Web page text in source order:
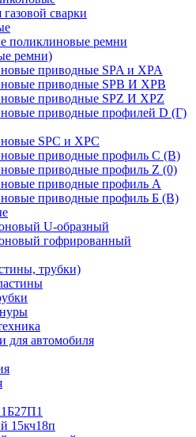
газовой сварки
поликлиновые ремни
ремни)
приводные SPA и XPA
приводные SPB И XPB
приводные SPZ И XPZ
приводные профилей D (Г)
SPC и XPC
приводные профиль C (В)
приводные профиль Z (0)
приводные профиль А
приводные профиль Б (B)
U-образный
гофрированный
трубки)
для автомобиля
15кч18п